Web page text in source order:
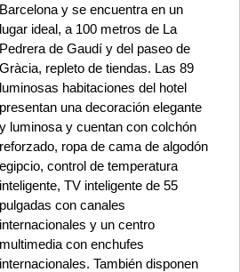
Barcelona y se encuentra en un
lugar ideal, a 100 metros de La
Pedrera de Gaudí y del paseo de
Gràcia, repleto de tiendas. Las 89
luminosas habitaciones del hotel
presentan una decoración elegante
y luminosa y cuentan con colchón
reforzado, ropa de cama de algodón
egipcio, control de temperatura
inteligente, TV inteligente de 55
pulgadas con canales
internacionales y un centro
multimedia con enchufes
internacionales. También disponen